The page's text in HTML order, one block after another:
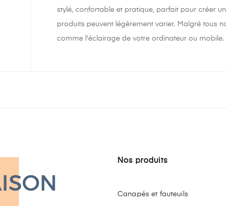
stylé, confortable et pratique, parfait pour créer
produits peuvent légèrement varier. Malgré tous
comme l'éclairage de votre ordinateur ou
Nos produits
Canapés et fauteuils